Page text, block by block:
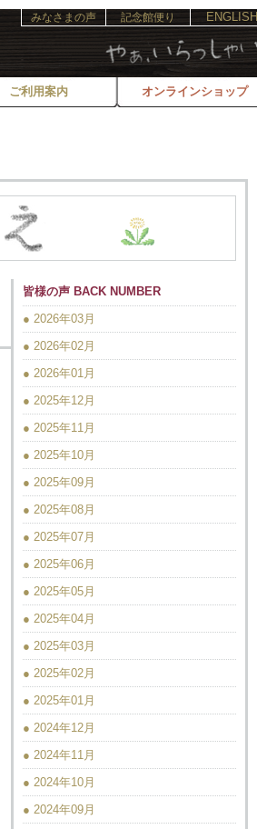
ENGLISH
記念館便り
みなさまの声
ご利用案内 オンラインショップ
皆様の声 BACK NUMBER
● 2026年03月
● 2026年02月
● 2026年01月
● 2025年12月
● 2025年11月
● 2025年10月
● 2025年09月
● 2025年08月
● 2025年07月
● 2025年06月
● 2025年05月
● 2025年04月
● 2025年03月
● 2025年02月
● 2025年01月
● 2024年12月
● 2024年11月
● 2024年10月
● 2024年09月